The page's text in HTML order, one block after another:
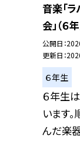
音楽「
会」（６
公開日
更新日
６年生
６年生
います
んだ楽